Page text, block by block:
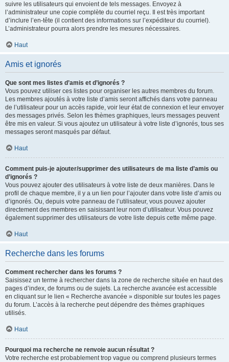
suivre les utilisateurs qui envoient de tels messages. Envoyez à
l’administrateur une copie complète du courriel reçu. Il est très important
d’inclure l’en-tête (il contient des informations sur l’expéditeur du courriel).
L’administrateur pourra alors prendre les mesures nécessaires.
Haut
Amis et ignorés
Que sont mes listes d’amis et d’ignorés ?
Vous pouvez utiliser ces listes pour organiser les autres membres du forum.
Les membres ajoutés à votre liste d’amis seront affichés dans votre panneau
de l’utilisateur pour un accès rapide, voir leur état de connexion et leur envoyer
des messages privés. Selon les thèmes graphiques, leurs messages peuvent
être mis en valeur. Si vous ajoutez un utilisateur à votre liste d’ignorés, tous ses
messages seront masqués par défaut.
Haut
Comment puis-je ajouter/supprimer des utilisateurs de ma liste d’amis ou
d’ignorés ?
Vous pouvez ajouter des utilisateurs à votre liste de deux manières. Dans le
profil de chaque membre, il y a un lien pour l’ajouter dans votre liste d’amis ou
d’ignorés. Ou, depuis votre panneau de l’utilisateur, vous pouvez ajouter
directement des membres en saisissant leur nom d’utilisateur. Vous pouvez
également supprimer des utilisateurs de votre liste depuis cette même page.
Haut
Recherche dans les forums
Comment rechercher dans les forums ?
Saisissez un terme à rechercher dans la zone de recherche située en haut des
pages d’index, de forums ou de sujets. La recherche avancée est accessible
en cliquant sur le lien « Recherche avancée » disponible sur toutes les pages
du forum. L’accès à la recherche peut dépendre des thèmes graphiques
utilisés.
Haut
Pourquoi ma recherche ne renvoie aucun résultat ?
Votre recherche est probablement trop vague ou comprend plusieurs termes